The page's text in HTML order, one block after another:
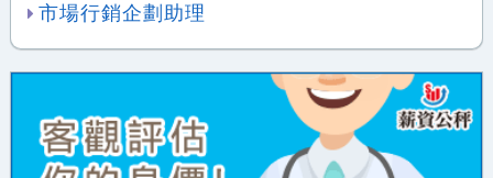
市場行銷企劃助理